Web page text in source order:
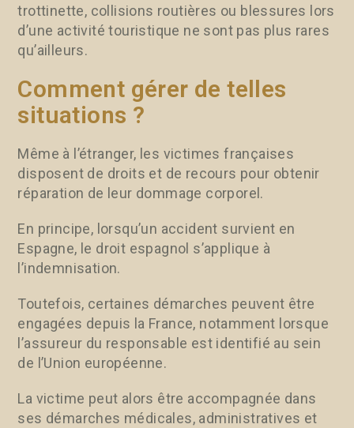
trottinette, collisions routières ou blessures lors
d’une activité touristique ne sont pas plus rares
qu’ailleurs.
Comment gérer de telles
situations ?
Même à l’étranger, les victimes françaises
disposent de droits et de recours pour obtenir
réparation de leur dommage corporel.
En principe, lorsqu’un accident survient en
Espagne, le droit espagnol s’applique à
l’indemnisation.
Toutefois, certaines démarches peuvent être
engagées depuis la France, notamment lorsque
l’assureur du responsable est identifié au sein
de l’Union européenne.
La victime peut alors être accompagnée dans
ses démarches médicales, administratives et